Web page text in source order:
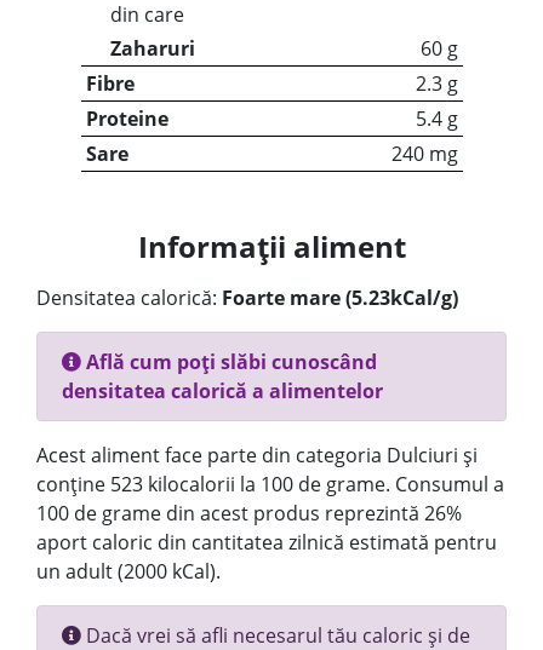
din care
Zaharuri
60 g
Fibre
2.3 g
Proteine
5.4 g
Sare
240 mg
Informații aliment
Densitatea calorică: Foarte mare (5.23kCal/g)
Află cum poți slăbi cunoscând
densitatea calorică a alimentelor
Acest aliment face parte din categoria Dulciuri și
conține 523 kilocalorii la 100 de grame. Consumul a
100 de grame din acest produs reprezintă 26%
aport caloric din cantitatea zilnică estimată pentru
un adult (2000 kCal).
Dacă vrei să afli necesarul tău caloric și de